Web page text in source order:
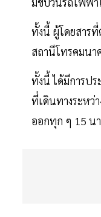
ทั้งนี้ ผู้โดยสาร
สถานีโทรคมนา
ทั้งนี้ ได้มีการป
ที่เดินทางระหว่
ออกทุก ๆ 15 น